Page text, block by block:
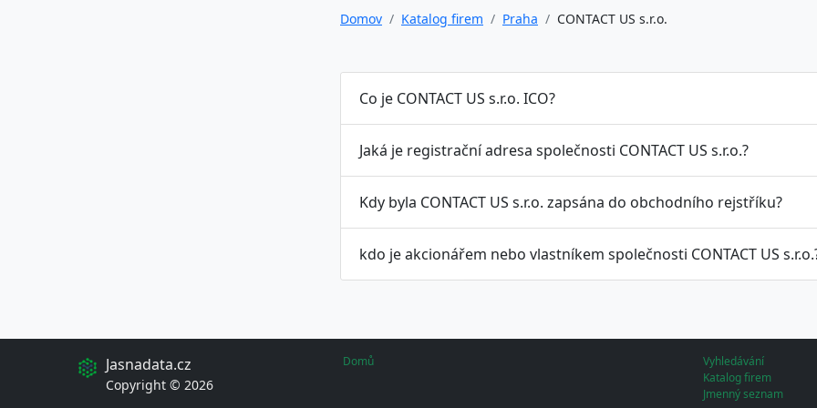
Domov Katalog firem Praha CONTACT US s.r.o.
Co je CONTACT US s.r.o. ICO?
Jaká je registrační adresa společnosti CONTACT US s.r.o.?
Kdy byla CONTACT US s.r.o. zapsána do obchodního rejstříku?
kdo je akcionářem nebo vlastníkem společnosti CONTACT US
Jasnadata.cz
Copyright © 2026
Domů
Vyhledávání
Katalog firem
Jmenný seznam